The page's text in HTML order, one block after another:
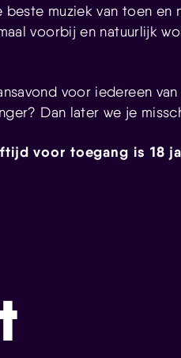
muziek van toen en
voorbij en natuurlijk
voor iedereen
Dan later we je
voor toegang is 18